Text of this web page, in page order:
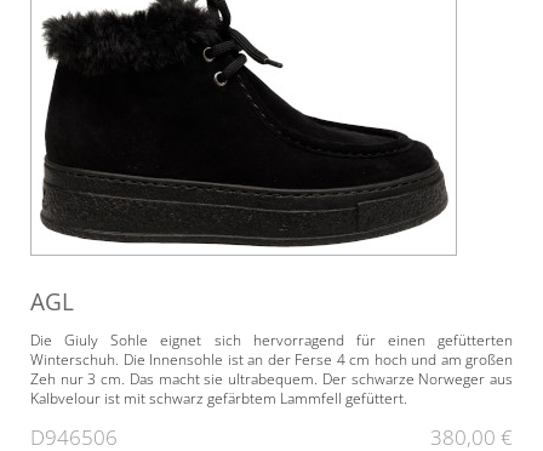
AGL
Die Giuly Sohle eignet sich hervorragend für einen gefütterten
Winterschuh. Die Innensohle ist an der Ferse 4 cm hoch und am großen
Zeh nur 3 cm. Das macht sie ultrabequem. Der schwarze Norweger aus
Kalbvelour ist mit schwarz gefärbtem Lammfell gefüttert.
D946506 380,00 €